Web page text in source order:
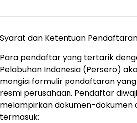
Syarat dan Ketentuan
Para pendaftar yang tertarik
Pelabuhan Indonesia (Persero)
mengisi formulir pendaftaran
resmi perusahaan. Pendaftar
melampirkan dokumen-dokumen
termasuk: